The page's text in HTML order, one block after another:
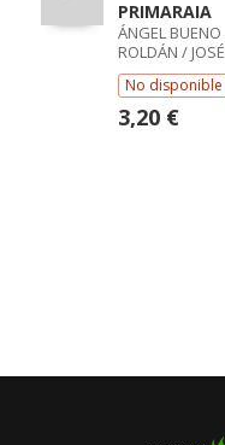
PRIMARAIA
ÁNGEL BUENO
ROLDÁN / JOSÉ
ANTONIO
PALACIOS
GARRIDO
No disponible
3,20 €